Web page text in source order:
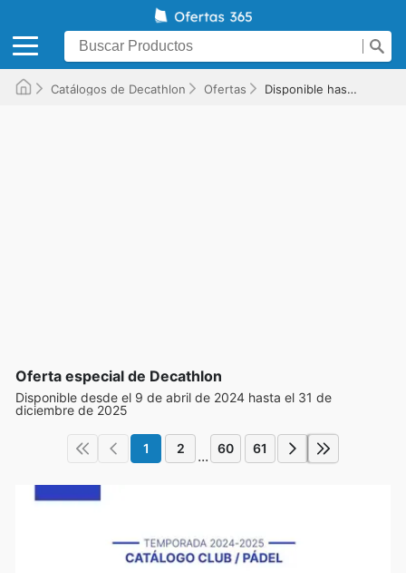
Catálogos de Decathlon Ofertas Disponible hasta el 31/12/2025
Oferta especial de Decathlon
Disponible desde el 9 de abril de 2024 hasta el 31 de
diciembre de 2025
1 2 ... 60 61